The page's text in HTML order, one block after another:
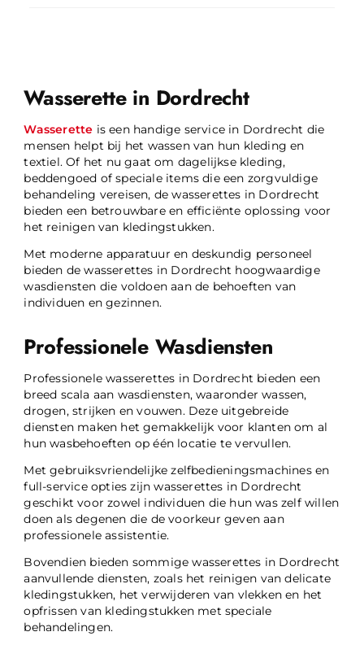
Wasserette in Dordrecht
Wasserette is een handige service in Dordrecht die
mensen helpt bij het wassen van hun kleding en
textiel. Of het nu gaat om dagelijkse kleding,
beddengoed of speciale items die een zorgvuldige
behandeling vereisen, de wasserettes in Dordrecht
bieden een betrouwbare en efficiënte oplossing voor
het reinigen van kledingstukken.
Met moderne apparatuur en deskundig personeel
bieden de wasserettes in Dordrecht hoogwaardige
wasdiensten die voldoen aan de behoeften van
individuen en gezinnen.
Professionele Wasdiensten
Professionele wasserettes in Dordrecht bieden een
breed scala aan wasdiensten, waaronder wassen,
drogen, strijken en vouwen. Deze uitgebreide
diensten maken het gemakkelijk voor klanten om al
hun wasbehoeften op één locatie te vervullen.
Met gebruiksvriendelijke zelfbedieningsmachines en
full-service opties zijn wasserettes in Dordrecht
geschikt voor zowel individuen die hun was zelf willen
doen als degenen die de voorkeur geven aan
professionele assistentie.
Bovendien bieden sommige wasserettes in Dordrecht
aanvullende diensten, zoals het reinigen van delicate
kledingstukken, het verwijderen van vlekken en het
opfrissen van kledingstukken met speciale
behandelingen.